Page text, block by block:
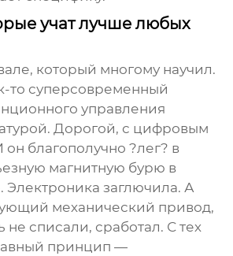
учат лучше любых
который многому научил.
то суперсовременный
управления
Дорогой, с цифровым
благополучно ?лег? в
магнитную бурю в
заглючила. А
механический привод,
не списали, сработал. С тех
принцип —